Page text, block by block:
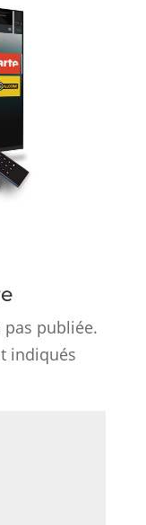
pas publiée.
indiqués